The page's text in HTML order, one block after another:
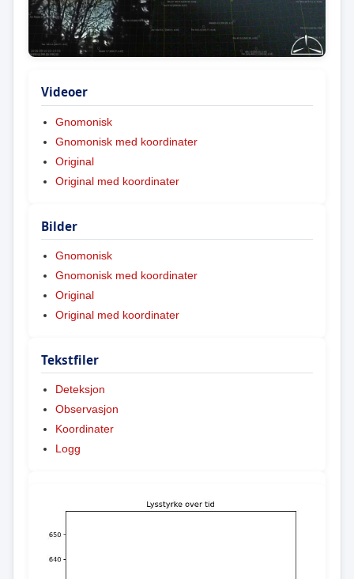
Videoer
Gnomonisk
Gnomonisk med koordinater
Original
Original med koordinater
Bilder
Gnomonisk
Gnomonisk med koordinater
Original
Original med koordinater
Tekstfiler
Deteksjon
Observasjon
Koordinater
Logg